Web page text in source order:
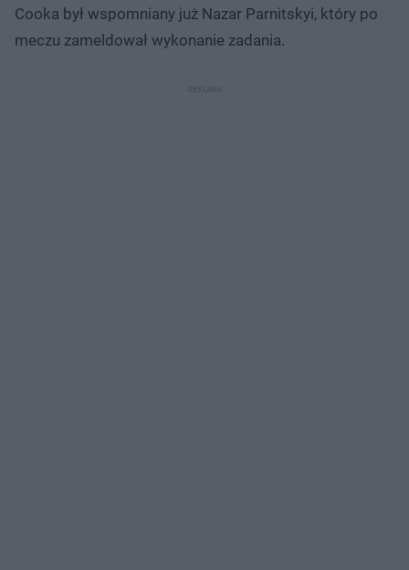
Cooka był wspomniany już Nazar Parnitskyi, który po
meczu zameldował wykonanie zadania.